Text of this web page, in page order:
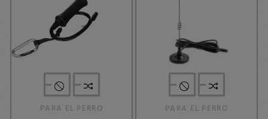
PARA EL PERRO PARA EL PERRO